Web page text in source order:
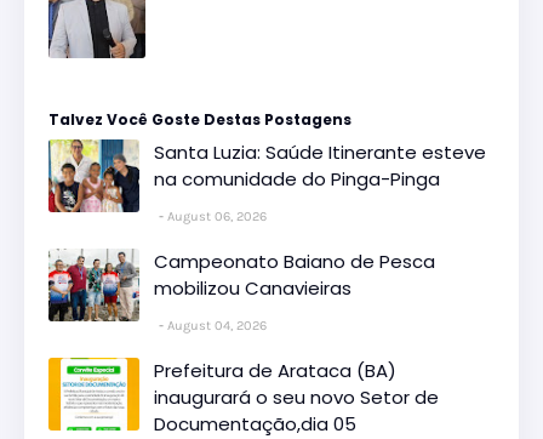
Talvez Você Goste Destas Postagens
Santa Luzia: Saúde Itinerante esteve
na comunidade do Pinga-Pinga
August 06, 2026
Campeonato Baiano de Pesca
mobilizou Canavieiras
August 04, 2026
Prefeitura de Arataca (BA)
inaugurará o seu novo Setor de
Documentação,dia 05